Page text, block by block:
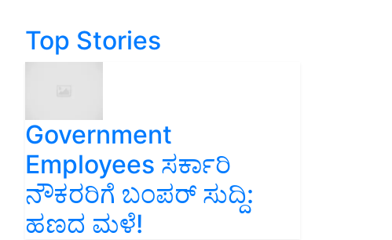
Top Stories
Government
Employees ಸರ್ಕಾರಿ
ನೌಕರರಿಗೆ ಬಂಪರ್‌ ಸುದ್ದಿ:
ಹಣದ ಮಳೆ!